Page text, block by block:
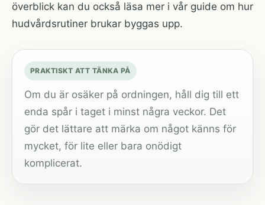
överblick kan du också läsa mer i vår guide om hur
hudvårdsrutiner brukar byggas upp.
PRAKTISKT ATT TÄNKA PÅ
Om du är osäker på ordningen, håll dig till ett
enda spår i taget i minst några veckor. Det
gör det lättare att märka om något känns för
mycket, för lite eller bara onödigt
komplicerat.